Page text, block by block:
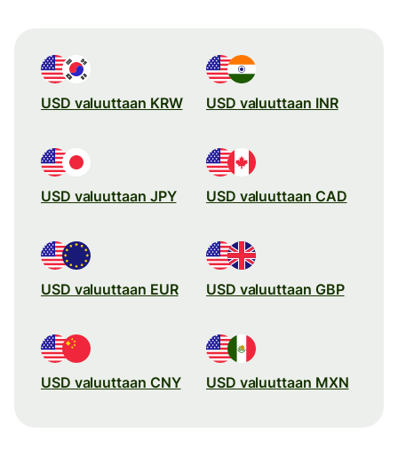
USD valuuttaan KRW USD valuuttaan INR
USD valuuttaan JPY USD valuuttaan CAD
USD valuuttaan EUR USD valuuttaan GBP
USD valuuttaan CNY USD valuuttaan MXN